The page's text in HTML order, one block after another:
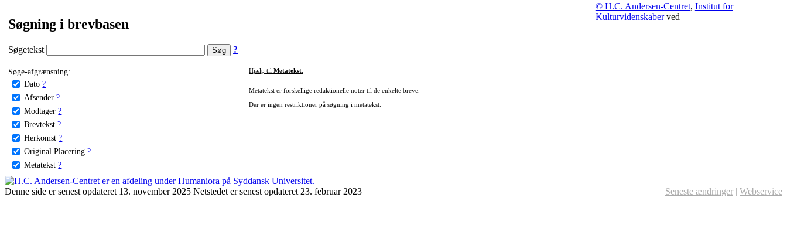
Søgning i brevbasen
Søgetekst ?
Søge-afgrænsning:
Dato ?
Afsender ?
Modtager ?
Brevtekst ?
Herkomst ?
Original Placering ?
Metatekst ?
Hjælp til Metatekst:
Metatekst er forskellige redaktionelle noter til de enkelte breve.
Der er ingen restriktioner på søgning i metatekst.
© H.C. Andersen-Centret, Institut for
Kulturvidenskaberved
Denne side er senest opdateret 13. november 2025 Netstedet er senest opdateret 23. februar 2023 Seneste ændringer | Webservice